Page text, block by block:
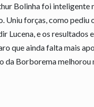
Bolinha foi inteligente
Uniu forças, como pediu
Lucena, e os resultados
que ainda falta mais
da Borborema melhorou